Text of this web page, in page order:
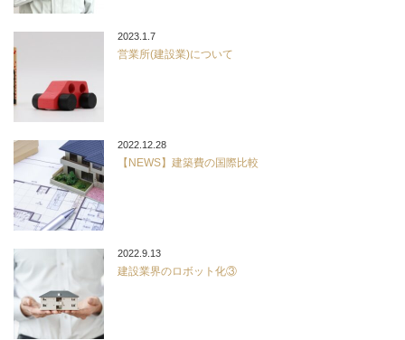
2023.1.7
営業所(建設業)について
2022.12.28
【NEWS】建築費の国際比較
2022.9.13
建設業界のロボット化③